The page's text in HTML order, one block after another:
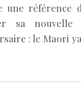
une référence
sa
: le Maori